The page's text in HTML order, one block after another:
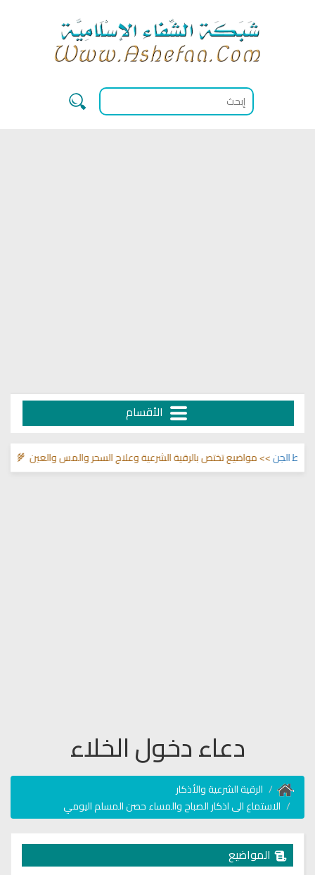
الأقسام
قناة الجن>> مواضيع تختص بالرقية الشرعية وعلاج السحر والمس والعين 🌾
دعاء دخول الخلاء
الرقية الشرعية والأذكار
الاستماع الى اذكار الصباح والمساء حصن المسلم اليومي
المواضيع